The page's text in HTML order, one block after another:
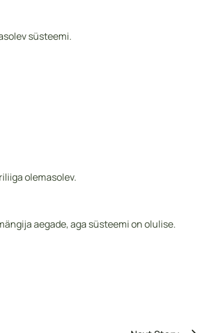
süsteemi.
olemasolev.
aegade, aga süsteemi on olulise.